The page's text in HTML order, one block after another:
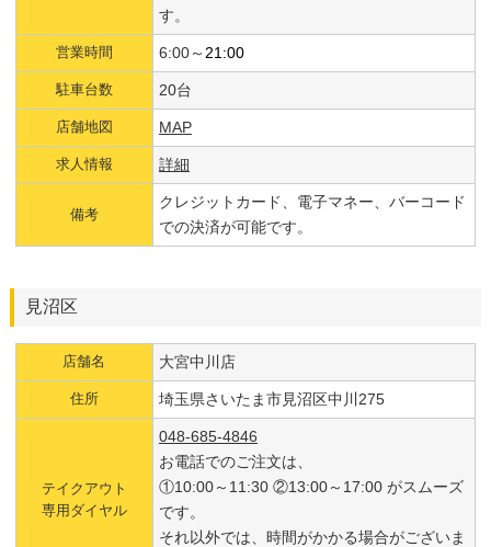
す。
営業時間 6:00～ 21:00
駐車台数 20台
店舗地図 MAP
求人情報 詳細
備考
クレジットカード、電子マネー、バーコード
での決済が可能です。
見沼区
店舗名 大宮中川店
住所 埼玉県さいたま市見沼区中川275
テイクアウト
専用ダイヤル
048-685-4846
お電話でのご注文は、
①10:00～11:30 ②13:00～17:00 がスムーズ
です。
それ以外では、時間がかかる場合がございま